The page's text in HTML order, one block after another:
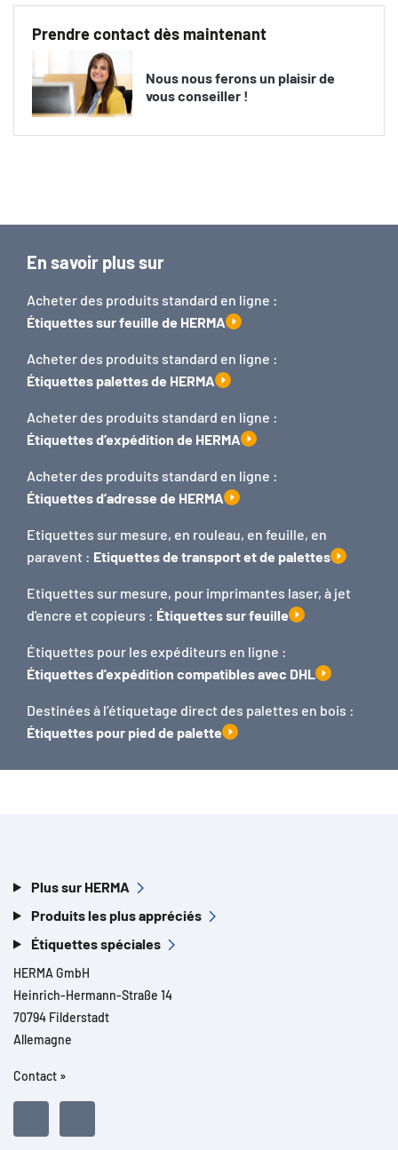
Prendre contact dès maintenant
Nous nous ferons un plaisir de
vous conseiller !
En savoir plus sur
Acheter des produits standard en ligne :
Étiquettes sur feuille de HERMA
Acheter des produits standard en ligne :
Étiquettes palettes de HERMA
Acheter des produits standard en ligne :
Étiquettes d’expédition de HERMA
Acheter des produits standard en ligne :
Étiquettes d’adresse de HERMA
Etiquettes sur mesure, en rouleau, en feuille, en
paravent : Etiquettes de transport et de palettes
Etiquettes sur mesure, pour imprimantes laser, à jet
d'encre et copieurs : Étiquettes sur feuille
Étiquettes pour les expéditeurs en ligne :
Étiquettes d'expédition compatibles avec DHL
Destinées à l’étiquetage direct des palettes en bois :
Étiquettes pour pied de palette
Plus sur HERMA
Produits les plus appréciés
Étiquettes spéciales
HERMA GmbH
Heinrich-Hermann-Straße 14
70794 Filderstadt
Allemagne
Contact »